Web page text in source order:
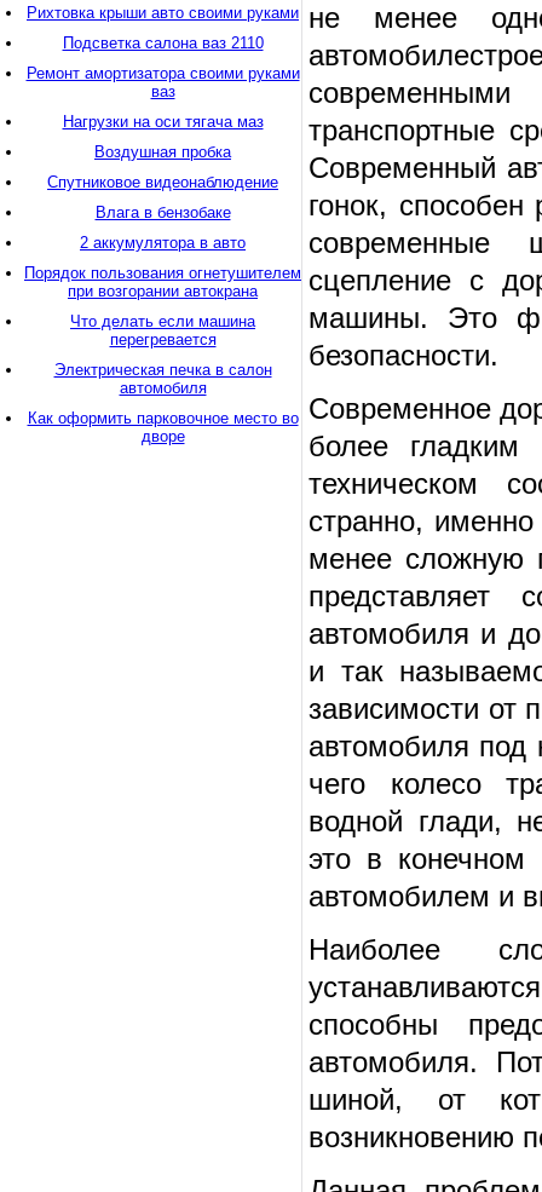
не менее
современными
транспортные
Современный
гонок,
современные
сцепление с
машины. Это
безопасности.
Современное
более гладким
техническом
странно,
менее сложную
представляет
автомобиля и
и так
зависимости от
автомобиля под
чего колесо
водной глади,
это в конечном
автомобилем и
Наиболее
способны
автомобиля.
шиной, от
возникновению
Рихтовка крыши авто своими руками
Подсветка салона ваз 2110
Ремонт амортизатора своими руками
ваз
Нагрузки на оси тягача маз
Воздушная пробка
Спутниковое видеонаблюдение
Влага в бензобаке
2 аккумулятора в авто
Порядок пользования огнетушителем
при возгорании автокрана
Что делать если машина
перегревается
Электрическая печка в салон
автомобиля
Как оформить парковочное место во
дворе